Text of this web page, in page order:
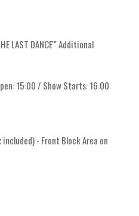
LAST DANCE'" Additional
15:00 / Show Starts: 16:00
- Front Block Area on